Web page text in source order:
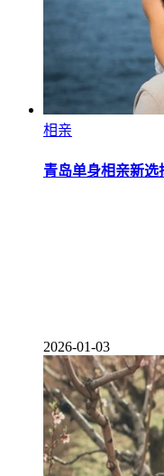
相亲
青岛单身相亲新选
2026-01-03